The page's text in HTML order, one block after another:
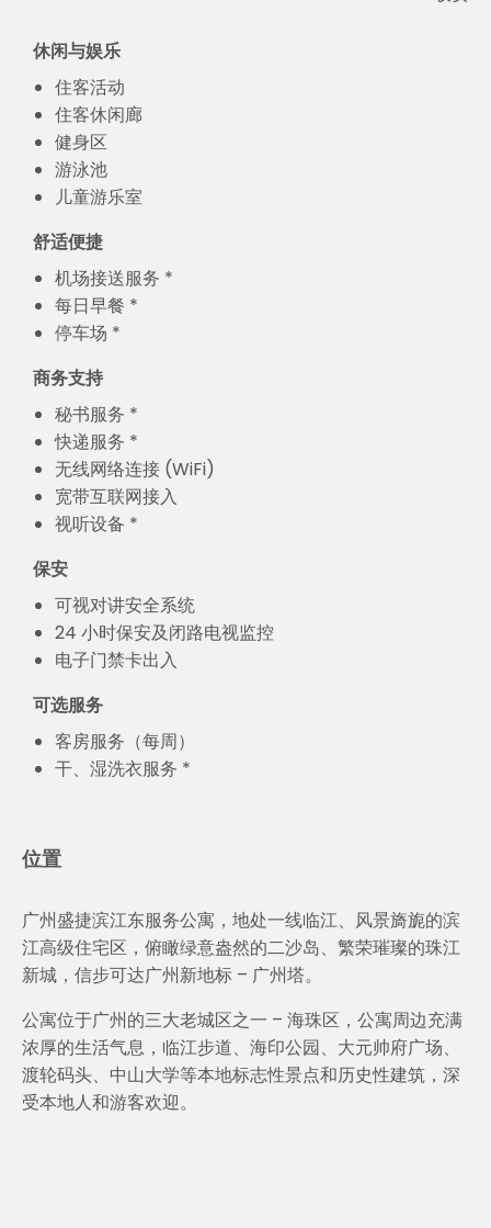
休闲与娱乐
住客活动
住客休闲廊
健身区
游泳池
儿童游乐室
舒适便捷
机场接送服务 *
每日早餐 *
停车场 *
商务支持
秘书服务 *
快递服务 *
无线网络连接 (WiFi)
宽带互联网接入
视听设备 *
保安
可视对讲安全系统
24 小时保安及闭路电视监控
电子门禁卡出入
可选服务
客房服务（每周）
干、湿洗衣服务 *
位置
广州盛捷滨江东服务公寓，地处一线临江、风景旖旎的滨
江高级住宅区，俯瞰绿意盎然的二沙岛、繁荣璀璨的珠江
新城，信步可达广州新地标 – 广州塔。
公寓位于广州的三大老城区之一 – 海珠区，公寓周边充满
浓厚的生活气息，临江步道、海印公园、大元帅府广场、
渡轮码头、中山大学等本地标志性景点和历史性建筑，深
受本地人和游客欢迎。